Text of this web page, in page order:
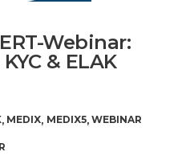
Webinar:
& ELAK
, MEDIX, MEDIX5, WEBINAR